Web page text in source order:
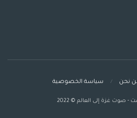
نحن سياسة الخصوصية
غزة إلى العالم © 2022